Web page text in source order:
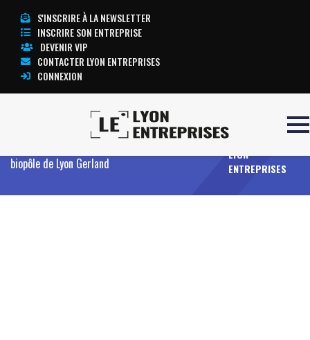
S'INSCRIRE À LA NEWSLETTER
INSCRIRE SON ENTREPRISE
DEVENIR VIP
CONTACTER LYON ENTREPRISES
CONNEXION
JLL commercialise le Campus tertiaire
biopôle de Lyon Gerland
TOUTE
L’ACTUALITÉ
LYON
ENTREPRISES